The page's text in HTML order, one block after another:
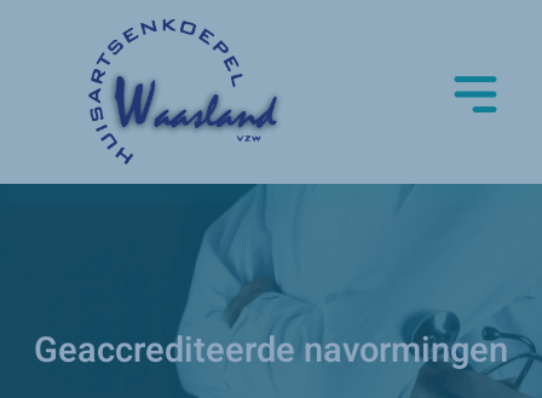
Geaccrediteerde navormingen